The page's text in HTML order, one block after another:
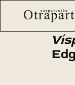
Saltar
Otraparte.org/
«Víspera